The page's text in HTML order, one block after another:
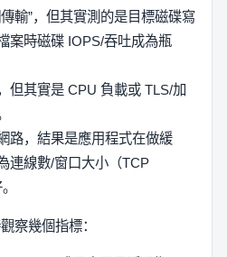
輸”，但其實測的是目標磁碟寫
案時磁碟 IOPS/吞吐成為瓶
但其實是 CPU 負載或 TLS/加
路，結果是應用程式在做緩
連線數/窗口大小（TCP
察幾個指標：